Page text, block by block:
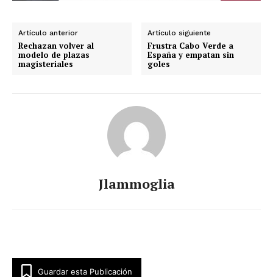
Artículo anterior
Rechazan volver al
modelo de plazas
magisteriales
Artículo siguiente
Frustra Cabo Verde a
España y empatan sin
goles
Jlammoglia
Guardar esta Publicación